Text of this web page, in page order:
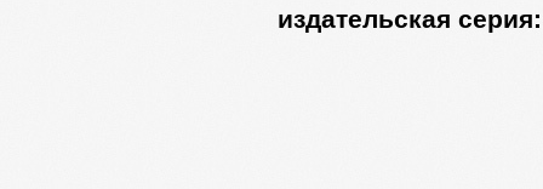
издательская